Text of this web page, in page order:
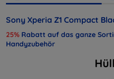
Sony Xperia Z1 Compact
25% Rabatt auf das ganze
Handyzubehör